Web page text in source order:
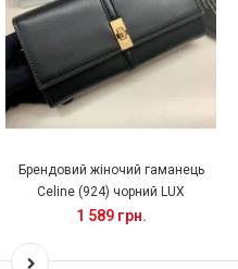
Брендовий жіночий гаманець
Celine (924) чорний LUX
1 589 грн.